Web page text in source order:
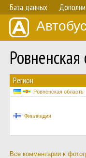
База данных
Регион
Ровненская область
Финляндия
Все комментарии к